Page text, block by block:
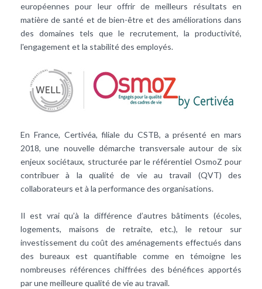
européennes pour leur offrir de meilleurs résultats en
matière de santé et de bien-être et des améliorations dans
des domaines tels que le recrutement, la productivité,
l'engagement et la stabilité des employés.
En France, Certivéa, filiale du CSTB, a présenté en mars
2018, une nouvelle démarche transversale autour de six
enjeux sociétaux, structurée par le référentiel OsmoZ pour
contribuer à la qualité de vie au travail (QVT) des
collaborateurs et à la performance des organisations.
Il est vrai qu’à la différence d’autres bâtiments (écoles,
logements, maisons de retraite, etc.), le retour sur
investissement du coût des aménagements effectués dans
des bureaux est quantifiable comme en témoigne les
nombreuses références chiffrées des bénéfices apportés
par une meilleure qualité de vie au travail.